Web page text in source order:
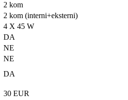
2 kom
2 kom (interni+eksterni)
4 X 45 W
DA
NE
NE
DA
30 EUR